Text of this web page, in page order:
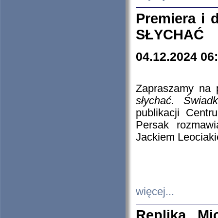
Premiera i
SŁYCHAĆ
04.12.2024
Zapraszamy
słychać.
publikacji
Persak
Jackiem
więcej...